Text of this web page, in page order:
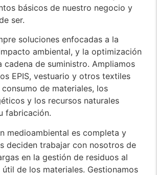
básicos de nuestro negocio y
ser.
soluciones enfocadas a la
ambiental, y la optimización
cadena de suministro. Ampliamos
EPIS, vestuario y otros textiles
de materiales, los
y los recursos naturales
fabricación.
medioambiental es completa y
deciden trabajar con nosotros de
en la gestión de residuos al
de los materiales. Gestionamos